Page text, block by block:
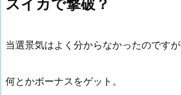
スイカで撃破？
当選景気はよく分からなかったのですが
何とかボーナスをゲット。